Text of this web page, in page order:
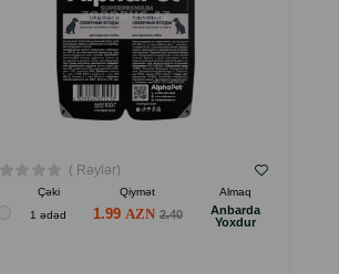
( Rəylər)
Çəki Qiymət
Almaq
1 ədəd
1.99 2.40
Anbarda
Yoxdur